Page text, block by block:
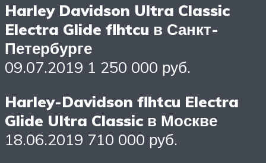
Harley Davidson Ultra Classic
Electra Glide flhtcu в Санкт-
Петербурге
09.07.2019 1 250 000 руб.
Harley-Davidson flhtcu Electra
Glide Ultra Classic в Москве
18.06.2019 710 000 руб.